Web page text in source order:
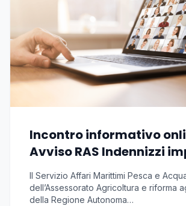
Incontro informativo
Avviso RAS Indennizzi
pesca e acquacoltura
conflitto
Il Servizio Affari Marittimi Pesca e
dell’Assessorato Agricoltura e riforma
della Regione Autonoma…